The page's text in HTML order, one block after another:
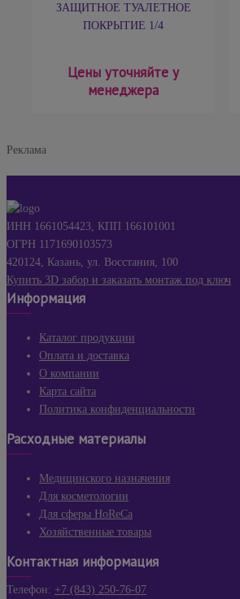
ЗАЩИТНОЕ ТУАЛЕТНОЕ
ПОКРЫТИЕ 1/4
Цены уточняйте у
менеджера
Реклама
ИНН 1661054423, КПП 166101001
ОГРН 1171690103573
420124, Казань, ул. Восстания, 100
Купить 3D забор и заказать монтаж под ключ
Информация
Каталог продукции
Оплата и доставка
О компании
Карта сайта
Политика конфиденциальности
Расходные материалы
Медицинского назначения
Для косметологии
Для сферы HoReCa
Хозяйственные товары
Контактная информация
Телефон: +7 (843) 250-76-07